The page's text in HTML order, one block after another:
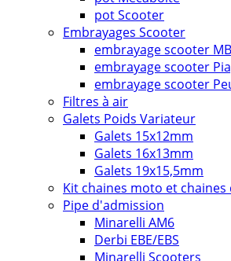
pot Scooter
Embrayages Scooter
embrayage scooter
embrayage scooter
embrayage scooter
Filtres à air
Galets Poids Variateur
Galets 15x12mm
Galets 16x13mm
Galets 19x15,5mm
Kit chaines moto et chaines
Pipe d'admission
Minarelli AM6
Derbi EBE/EBS
Minarelli Scooters